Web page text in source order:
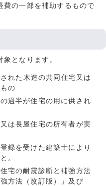
費の一部を補助するもので
となります。
れた木造の共同住宅又は
の
過半が住宅の用に供され
は長屋住宅の所有者が実
録を受けた建築士により
。
宅の耐震診断と補強方法
方法（改訂版）」及び